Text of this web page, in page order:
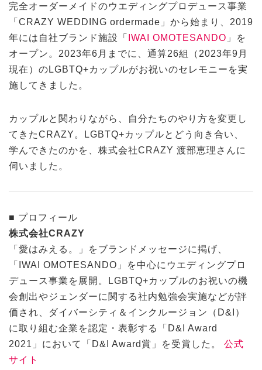
完全オーダーメイドのウエディングプロデュース事業
「CRAZY WEDDING ordermade」から始まり、2019
年には自社ブランド施設「
IWAI OMOTESANDO 」を
オープン。2023年6月までに、通算26組（2023年9月
現在）のLGBTQ+カップルがお祝いのセレモニーを実
施してきました。
カップルと関わりながら、自分たちのやり方を変更し
てきたCRAZY。LGBTQ+カップルとどう向き合い、
学んできたのかを、株式会社CRAZY 渡部恵理さんに
伺いました。
■ プロフィール
株式会社CRAZY
「 愛はみえる。
」をブランドメッセージに掲げ、
「IWAI OMOTESANDO」を中心にウエディングプロ
デュース事業を展開。LGBTQ+カップルのお祝いの機
会創出やジェンダーに関する社内勉強会実施などが評
価され、ダイバーシティ＆インクルージョン（D&I）
に取り組む企業を認定・表彰する「D&I Award
2021」において「D&I Award賞」を受賞した。 公式
サイト